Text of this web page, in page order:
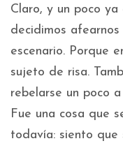
Claro, y un poco
decidimos afearnos
escenario. Porque
sujeto de risa.
rebelarse un poco
Fue una cosa que
todavía: siento que